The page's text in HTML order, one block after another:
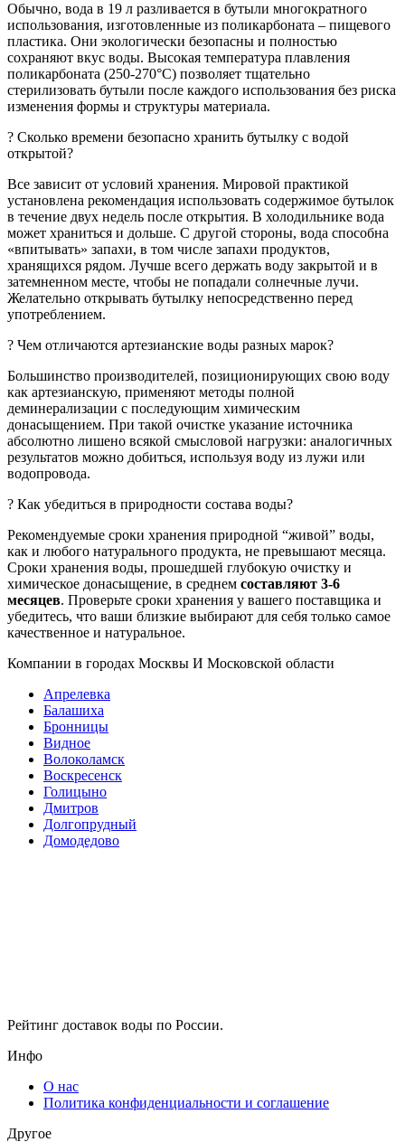
Обычно, вода в 19 л разливается в бутыли многократного
использования, изготовленные из поликарбоната – пищевого
пластика. Они экологически безопасны и полностью
сохраняют вкус воды. Высокая температура плавления
поликарбоната (250-270°C) позволяет тщательно
стерилизовать бутыли после каждого использования без риска
изменения формы и структуры материала.
? Сколько времени безопасно хранить бутылку c водой
открытой?
Все зависит от условий хранения. Мировой практикой
установлена рекомендация использовать содержимое бутылок
в течение двух недель после открытия. В холодильнике вода
может храниться и дольше. С другой стороны, вода способна
«впитывать» запахи, в том числе запахи продуктов,
хранящихся рядом. Лучше всего держать воду закрытой и в
затемненном месте, чтобы не попадали солнечные лучи.
Желательно открывать бутылку непосредственно перед
употреблением.
? Чем отличаются артезианские воды разных марок?
Большинство производителей, позиционирующих свою воду
как артезианскую, применяют методы полной
деминерализации с последующим химическим
донасыщением. При такой очистке указание источника
абсолютно лишено всякой смысловой нагрузки: аналогичных
результатов можно добиться, используя воду из лужи или
водопровода.
? Как убедиться в природности состава воды?
Рекомендуемые сроки хранения природной “живой” воды,
как и любого натурального продукта, не превышают месяца.
Сроки хранения воды, прошедшей глубокую очистку и
химическое донасыщение, в среднем составляют 3-6
месяцев. Проверьте сроки хранения у вашего поставщика и
убедитесь, что ваши близкие выбирают для себя только самое
качественное и натуральное.
Компании в городах Москвы И Московской области
Апрелевка
Балашиха
Бронницы
Видное
Волоколамск
Воскресенск
Голицыно
Дмитров
Долгопрудный
Домодедово
Рейтинг доставок воды по России.
Инфо
О нас
Политика конфиденциальности и соглашение
Другое